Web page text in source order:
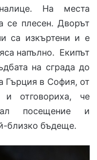
На места
се плесен. Дворът
са изкъртени и е
напълно. Екипът
на сграда до
Гърция в София, от
и отговориха, че
посещение и
близко бъдеще.